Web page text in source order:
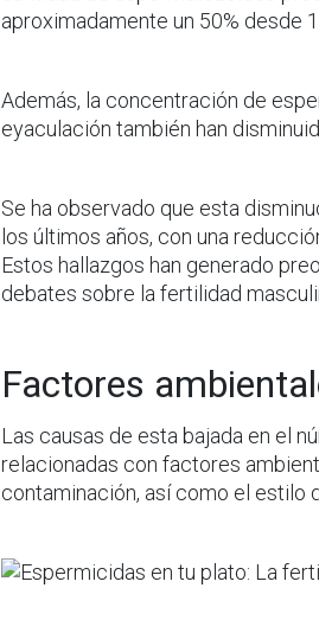
aproximadamente un 50% desde
Además, la concentración de
eyaculación también han
Se ha observado que esta
los últimos años, con una
Estos hallazgos han generado
debates sobre la fertilidad
Factores
Las causas de esta bajada en el
relacionadas con factores
contaminación, así como el estilo